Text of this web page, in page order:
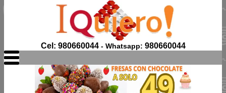
Cel: 980660044- Whatsapp: 980660044